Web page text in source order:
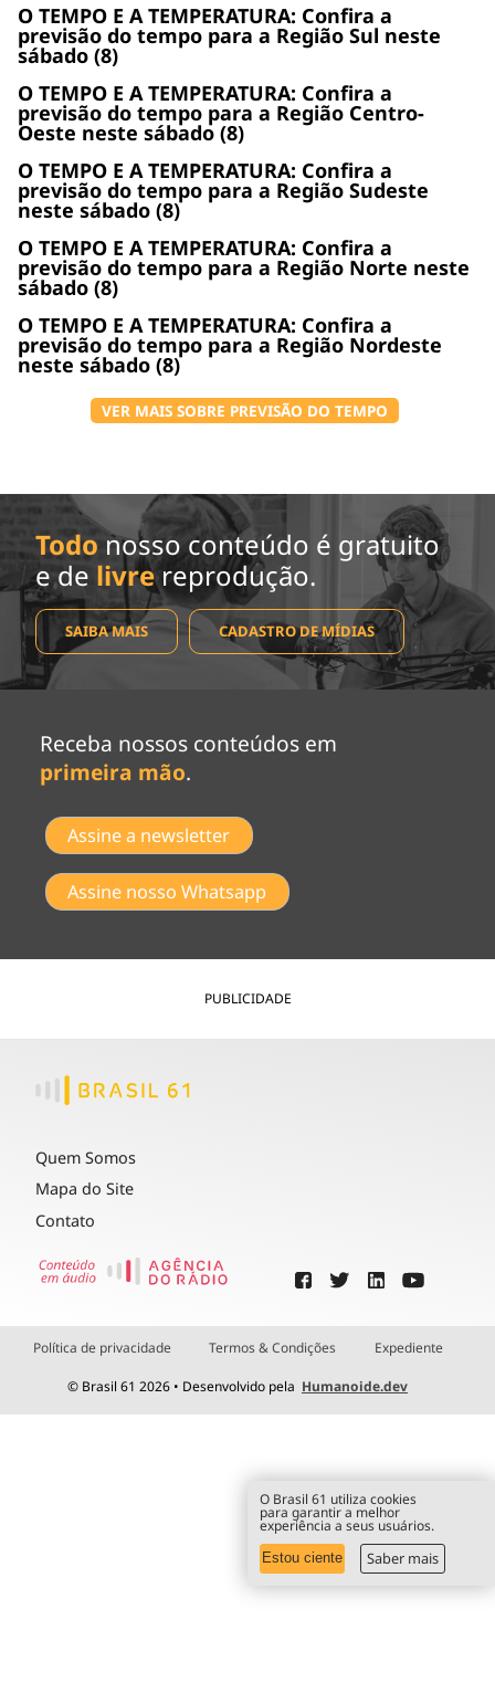
O TEMPO E A TEMPERATURA: Confira a
previsão do tempo para a Região Sul neste
sábado (8)
O TEMPO E A TEMPERATURA: Confira a
previsão do tempo para a Região Centro-
Oeste neste sábado (8)
O TEMPO E A TEMPERATURA: Confira a
previsão do tempo para a Região Sudeste
neste sábado (8)
O TEMPO E A TEMPERATURA: Confira a
previsão do tempo para a Região Norte neste
sábado (8)
O TEMPO E A TEMPERATURA: Confira a
previsão do tempo para a Região Nordeste
neste sábado (8)
VER MAIS SOBRE PREVISÃO DO TEMPO
Todo nosso conteúdo é gratuito
e de livrereprodução.
SAIBA MAIS CADASTRO DE MÍDIAS
Receba nossos conteúdos em
primeira mão.
Assine a newsletter
Assine nosso Whatsapp
PUBLICIDADE
Quem Somos
Mapa do Site
Contato
Política de privacidade Termos & Condições Expediente
© Brasil 61 2026 • Desenvolvido pela Humanoide.dev
O Brasil 61 utiliza cookies
para garantir a melhor
experiência a seus usuários.
Estou ciente Saber mais